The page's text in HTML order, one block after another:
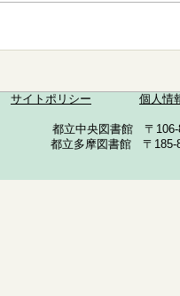
サイトポリシー 個人情
都立中央図書館 〒
都立多摩図書館 〒185-